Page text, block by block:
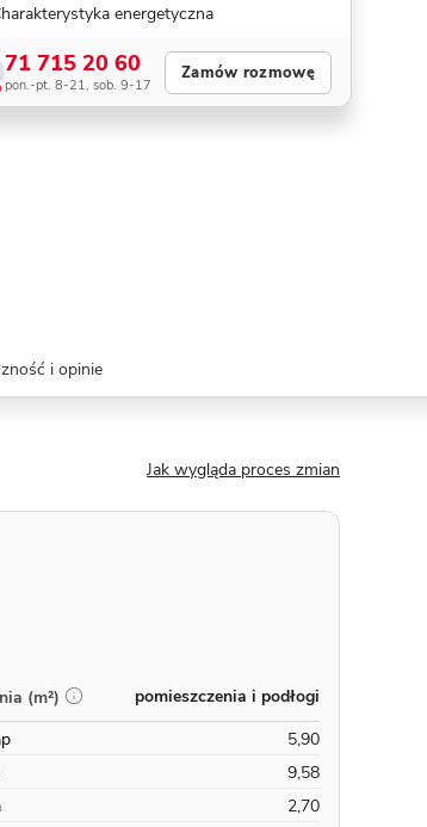
energetyczna
71 715 20 60
pon.-pt. 8-21, sob. 9-17
Zamów rozmowę
i opinie
Jak wygląda proces zmian
(m²)
pomieszczenia i podłogi
5,90
9,58
2,70